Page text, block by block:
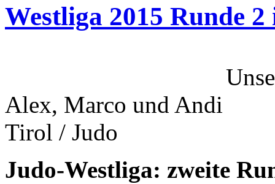
Westliga 2015 Runde
Unser Team:
Alex, Marco und Andi
Tirol / Judo
Judo-Westliga: zweite